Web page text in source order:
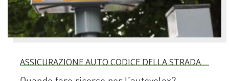
ASSICURAZIONE AUTO CODICE DELLA STRADA